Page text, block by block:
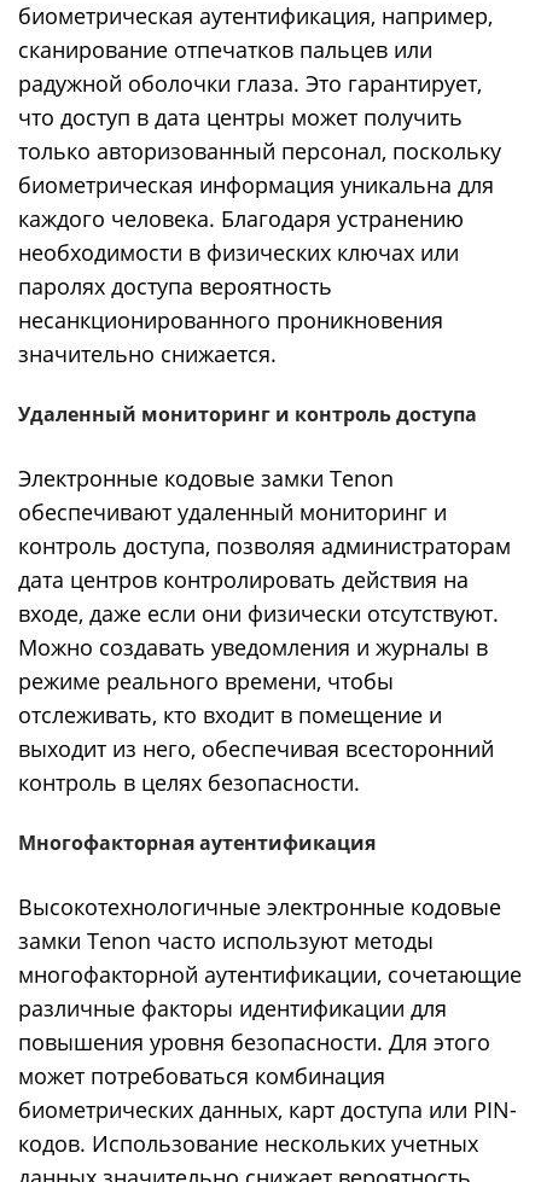
биометрическая аутентификация, например,
сканирование отпечатков пальцев или
радужной оболочки глаза. Это гарантирует,
что доступ в дата центры может получить
только авторизованный персонал, поскольку
биометрическая информация уникальна для
каждого человека. Благодаря устранению
необходимости в физических ключах или
паролях доступа вероятность
несанкционированного проникновения
значительно снижается.
Удаленный мониторинг и контроль доступа
Электронные кодовые замки Tenon
обеспечивают удаленный мониторинг и
контроль доступа, позволяя администраторам
дата центров контролировать действия на
входе, даже если они физически отсутствуют.
Можно создавать уведомления и журналы в
режиме реального времени, чтобы
отслеживать, кто входит в помещение и
выходит из него, обеспечивая всесторонний
контроль в целях безопасности.
Многофакторная аутентификация
Высокотехнологичные электронные кодовые
замки Tenon часто используют методы
многофакторной аутентификации, сочетающие
различные факторы идентификации для
повышения уровня безопасности. Для этого
может потребоваться комбинация
биометрических данных, карт доступа или PIN-
кодов. Использование нескольких учетных